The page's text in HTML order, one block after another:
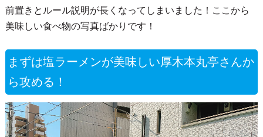
前置きとルール説明が長くなってしまいました！ここから
美味しい食べ物の写真ばかりです！
まずは塩ラーメンが美味しい厚木本丸亭さんか
ら攻める！